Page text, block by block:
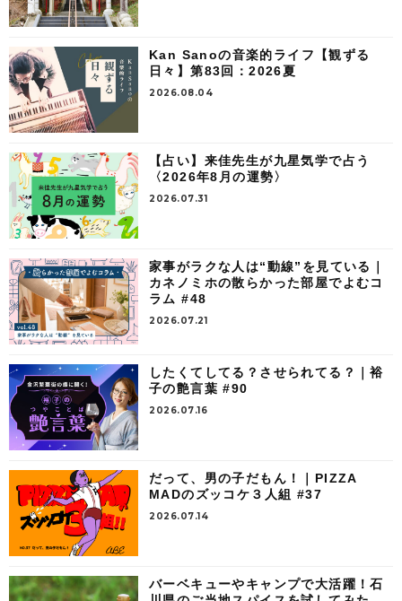
Kan Sanoの音楽的ライフ【観ずる
日々】第83回：2026夏
2026.08.04
【占い】来佳先生が九星気学で占う
〈2026年8月の運勢〉
2026.07.31
家事がラクな人は“動線”を見ている｜
カネノミホの散らかった部屋でよむコ
ラム #48
2026.07.21
したくてしてる？させられてる？｜裕
子の艶言葉 #90
2026.07.16
だって、男の子だもん！｜PIZZA
MADのズッコケ３人組 #37
2026.07.14
バーベキューやキャンプで大活躍！石